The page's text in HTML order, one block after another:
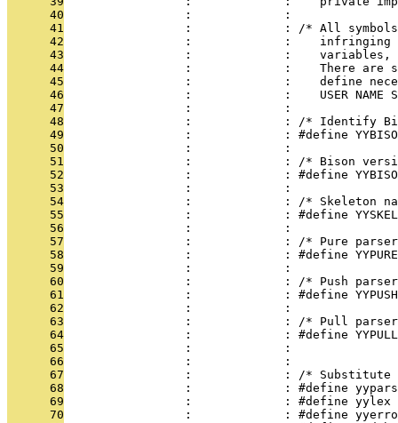
      40
                 :             :
      41
:             : /* All
      42
:             :
      43
:             :
      44
:             :    There are
      45
:             :    define
      46
:             :    USER NAME
      47
                 :             :
      48
:             : /* Identify
      49
:             : #define
      50
                 :             :
      51
:             : /* Bison
      52
:             : #define
      53
                 :             :
      54
:             : /* Skeleton
      55
:             : #define
      56
                 :             :
      57
:             : /* Pure
      58
:             : #define
      59
                 :             :
      60
:             : /* Push
      61
:             : #define
      62
                 :             :
      63
:             : /* Pull
      64
:             : #define
      65
                 :             :
      66
                 :             :
      67
:             : /*
      68
:             : #define
      69
:             : #define yylex
      70
:             : #define